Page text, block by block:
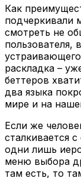
Как
подчеркивали
смотреть не
пользователя,
устраивающего
раскладка –
беттеров
два языка
мире и на
Если же
сталкивается
одни лишь
меню выбора
там есть, то